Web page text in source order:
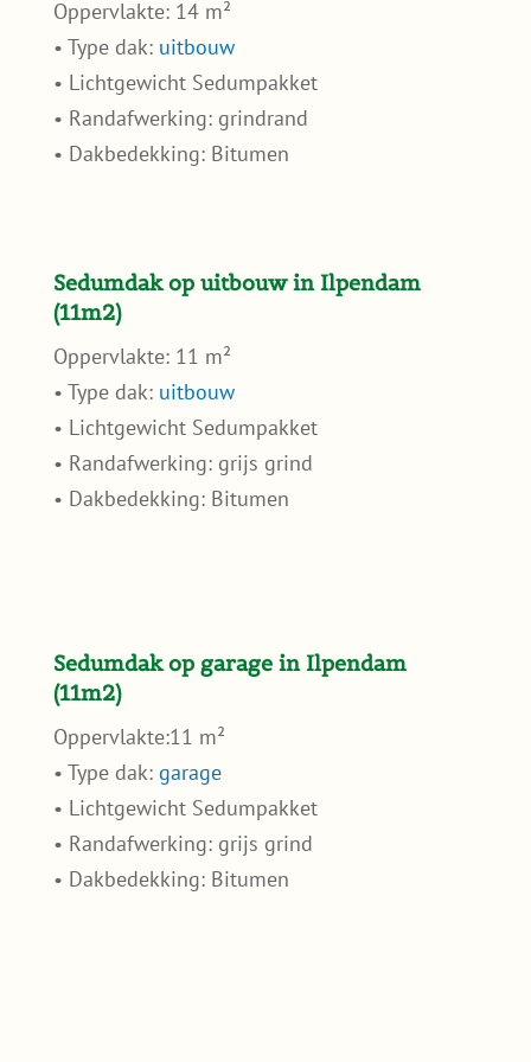
Oppervlakte: 14 m²
• Type dak: uitbouw
• Lichtgewicht Sedumpakket
• Randafwerking: grindrand
• Dakbedekking: Bitumen
Sedumdak op uitbouw in Ilpendam
(11m2)
Oppervlakte: 11 m²
• Type dak: uitbouw
• Lichtgewicht Sedumpakket
• Randafwerking: grijs grind
• Dakbedekking: Bitumen
Sedumdak op garage in Ilpendam
(11m2)
Oppervlakte:11 m²
• Type dak: garage
• Lichtgewicht Sedumpakket
• Randafwerking: grijs grind
• Dakbedekking: Bitumen